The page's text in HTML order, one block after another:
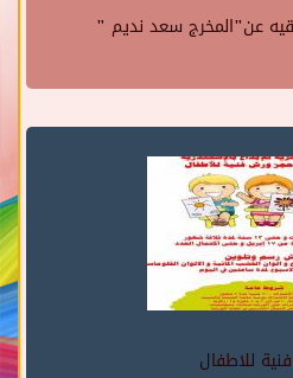
عن"المخرج سعد نديم "
للاطفال